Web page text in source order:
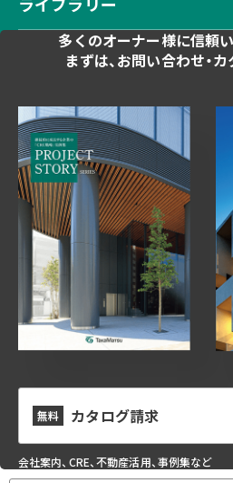
多くのオーナー様に信頼
まずは、お問い合わせ・カ
無料 カタログ請求
会社案内、CRE、不動産活用、事例集など